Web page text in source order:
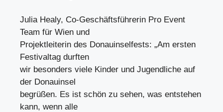
Julia Healy, Co-Geschäftsführerin Pro Event
Team für Wien und
Projektleiterin des Donauinselfests: „Am ersten
Festivaltag durften
wir besonders viele Kinder und Jugendliche auf
der Donauinsel
begrüßen. Es ist schön zu sehen, was entstehen
kann, wenn alle